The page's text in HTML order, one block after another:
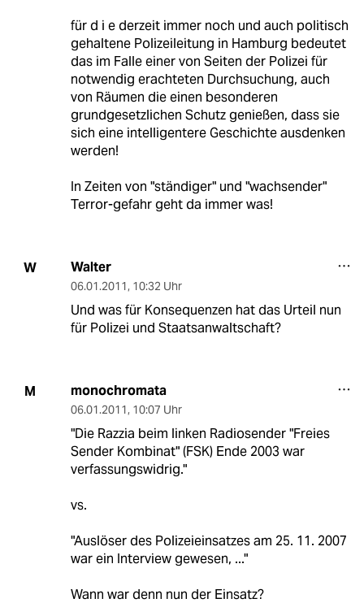
für d i e derzeit immer noch und auch politisch
gehaltene Polizeileitung in Hamburg bedeutet
das im Falle einer von Seiten der Polizei für
notwendig erachteten Durchsuchung, auch
von Räumen die einen besonderen
grundgesetzlichen Schutz genießen, dass sie
sich eine intelligentere Geschichte ausdenken
werden!
In Zeiten von "ständiger" und "wachsender"
Terror-gefahr geht da immer was!
W Walter
06.01.2011, 10:32 Uhr
Und was für Konsequenzen hat das Urteil nun
für Polizei und Staatsanwaltschaft?
M monochromata
06.01.2011, 10:07 Uhr
"Die Razzia beim linken Radiosender "Freies
Sender Kombinat" (FSK) Ende 2003 war
verfassungswidrig."
vs.
"Auslöser des Polizeieinsatzes am 25. 11. 2007
war ein Interview gewesen, ..."
Wann war denn nun der Einsatz?